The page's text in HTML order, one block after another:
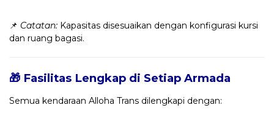
📌 Catatan: Kapasitas disesuaikan dengan konfigurasi kursi
dan ruang bagasi.
🎁 Fasilitas Lengkap di Setiap Armada
Semua kendaraan Alloha Trans dilengkapi dengan: